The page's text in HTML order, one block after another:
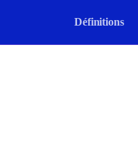
Définitions